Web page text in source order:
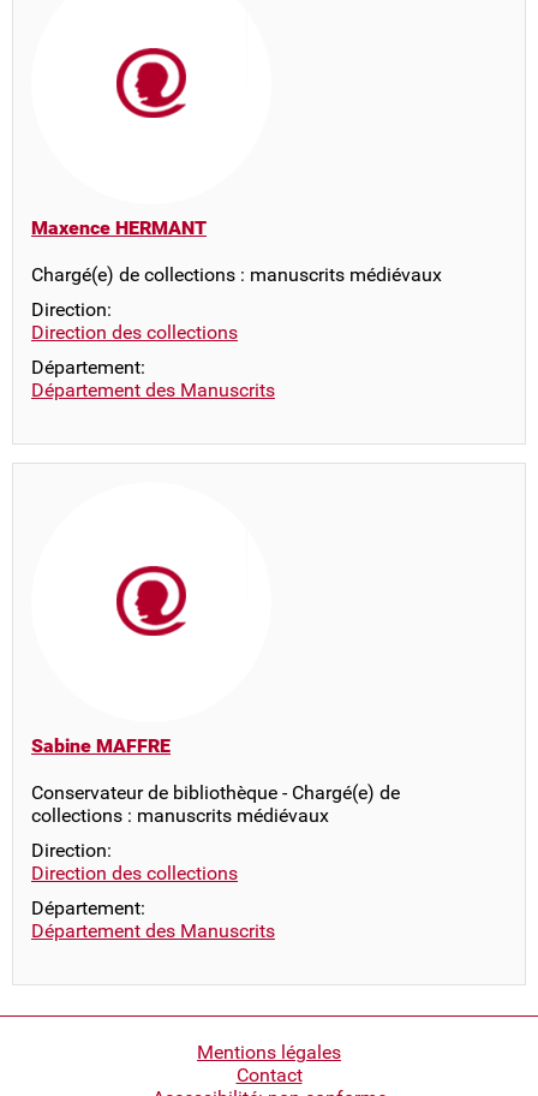
Maxence HERMANT
Chargé(e) de collections : manuscrits médiévaux
Direction:
Direction des collections
Département:
Département des Manuscrits
Sabine MAFFRE
Conservateur de bibliothèque - Chargé(e) de
collections : manuscrits médiévaux
Direction:
Direction des collections
Département:
Département des Manuscrits
Mentions légales
Contact